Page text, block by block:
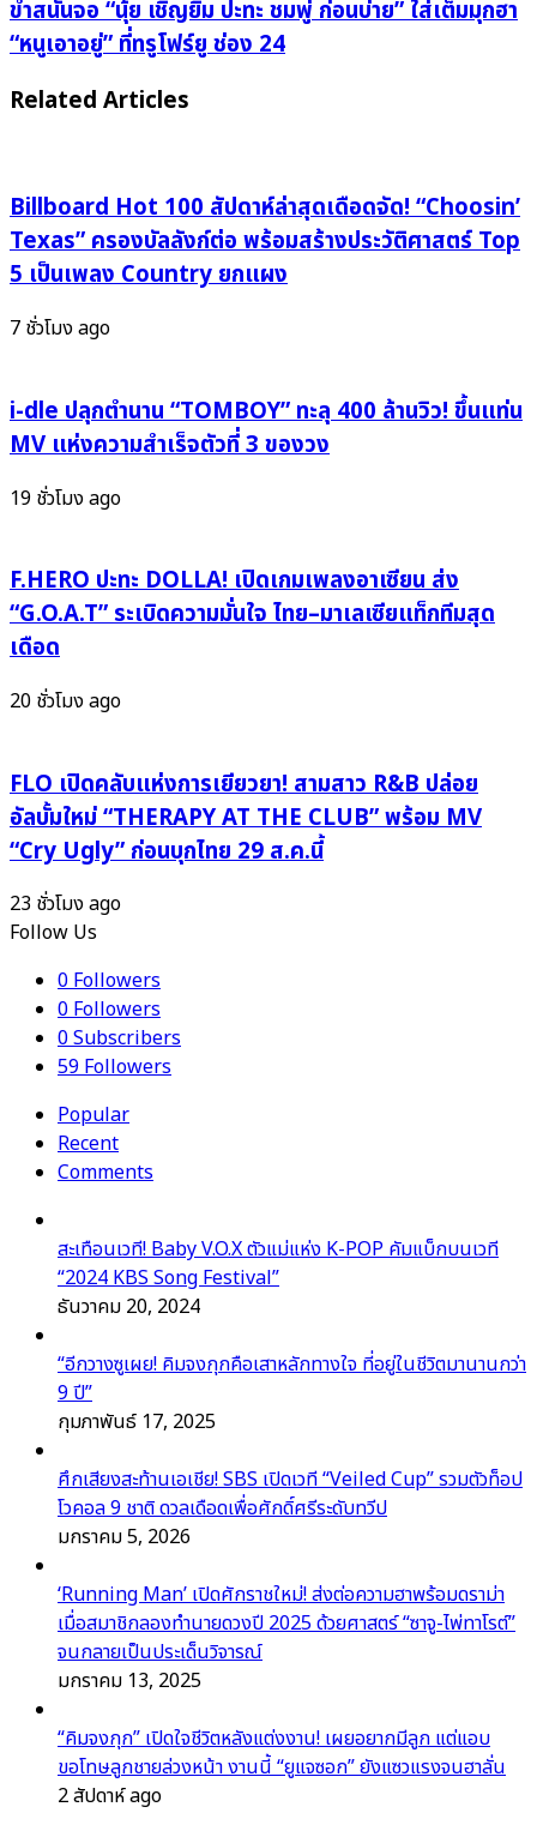
ปิยั
งกูร” แฮปปี้
ชวน
คล้าย
วัน
เกิด
ครบ
รอบ 23 ปี
ขำ
สนั่น
“นุ้ย
ชมพู่
ก่อน
บ่าย”
เต็ม
“หนู
เอา
ที่
ช่อง
24
ขำสนั่นจอ “นุ้ย เชิญยิ้ม ปะทะ ชมพู่ ก่อนบ่าย” ใส่เต็มมุกฮา
“หนูเอาอยู่” ที่ทรูโฟร์ยู ช่อง 24
Related Articles
Billboard Hot 100 สัปดาห์ล่าสุดเดือดจัด! “Choosin’
Texas” ครองบัลลังก์ต่อ พร้อมสร้างประวัติศาสตร์ Top
5 เป็นเพลง Country ยกแผง
7 ชั่วโมง ago
i-dle ปลุกตำนาน “TOMBOY” ทะลุ 400 ล้านวิว! ขึ้นแท่น
MV แห่งความสำเร็จตัวที่ 3 ของวง
19 ชั่วโมง ago
F.HERO ปะทะ DOLLA! เปิดเกมเพลงอาเซียน ส่ง
“G.O.A.T” ระเบิดความมั่นใจ ไทย–มาเลเซียแท็กทีมสุด
เดือด
20 ชั่วโมง ago
FLO เปิดคลับแห่งการเยียวยา! สามสาว R&B ปล่อย
อัลบั้มใหม่ “THERAPY AT THE CLUB” พร้อม MV
“Cry Ugly” ก่อนบุกไทย 29 ส.ค.นี้
23 ชั่วโมง ago
Follow Us
0Followers
0Followers
0Subscribers
59Followers
Popular
Recent
Comments
สะเทือนเวที! Baby V.O.X ตัวแม่แห่ง K-POP คัมแบ็กบนเวที
“2024 KBS Song Festival”
ธันวาคม 20, 2024
“อีกวางซูเผย! คิมจงกุกคือเสาหลักทางใจ ที่อยู่ในชีวิตมานานกว่า
9 ปี”
กุมภาพันธ์ 17, 2025
ศึกเสียงสะท้านเอเชีย! SBS เปิดเวที “Veiled Cup” รวมตัวท็อป
โวคอล 9 ชาติ ดวลเดือดเพื่อศักดิ์ศรีระดับทวีป
มกราคม 5, 2026
‘Running Man’ เปิดศักราชใหม่! ส่งต่อความฮาพร้อมดราม่า
เมื่อสมาชิกลองทำนายดวงปี 2025 ด้วยศาสตร์ “ซาจู-ไพ่ทาโรต์”
จนกลายเป็นประเด็นวิจารณ์
มกราคม 13, 2025
“คิมจงกุก” เปิดใจชีวิตหลังแต่งงาน! เผยอยากมีลูก แต่แอบ
ขอโทษลูกชายล่วงหน้า งานนี้ “ยูแจซอก” ยังแซวแรงจนฮาลั่น
2 สัปดาห์ ago